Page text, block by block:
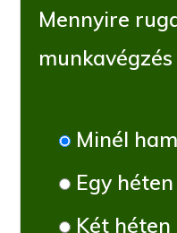
Mennyire
Minél
Egy
Két